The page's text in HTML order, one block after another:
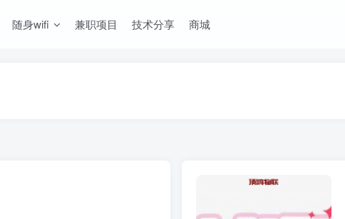
随身wifi 兼职项目 技术分享 商城